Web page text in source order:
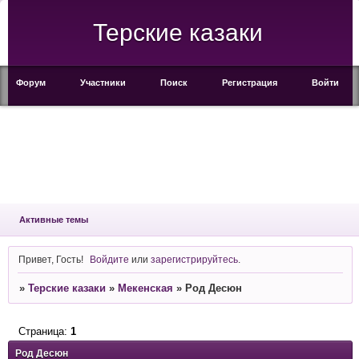
Терские казаки
Форум Участники Поиск Регистрация Войти
Активные темы
Привет, Гость! Войдите илизарегистрируйтесь
» Терские казаки » Мекенская » Род Десюн
Род Десюн
Страница: 1